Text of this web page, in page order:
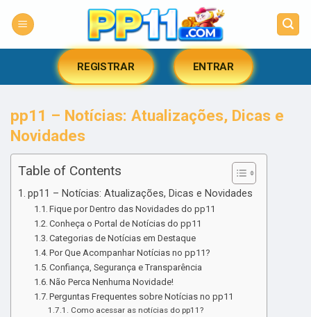
REGISTRAR ENTRAR
pp11 – Notícias: Atualizações, Dicas e
Novidades
Table of Contents
pp11 – Notícias: Atualizações, Dicas e Novidades
Fique por Dentro das Novidades do pp11
Conheça o Portal de Notícias do pp11
Categorias de Notícias em Destaque
Por Que Acompanhar Notícias no pp11?
Confiança, Segurança e Transparência
Não Perca Nenhuma Novidade!
Perguntas Frequentes sobre Notícias no pp11
Como acessar as notícias do pp11?